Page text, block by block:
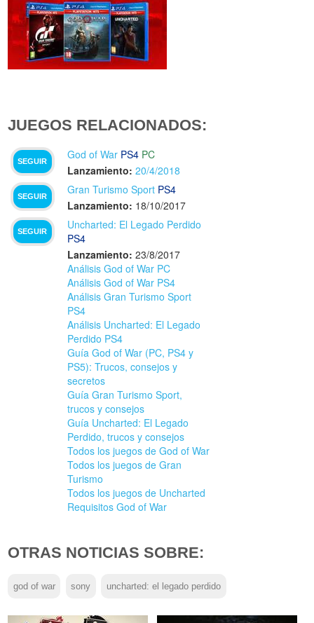
JUEGOS RELACIONADOS:
SEGUIR
God of War PS4 PC
Lanzamiento: 20/4/2018
SEGUIR
Gran Turismo Sport PS4
Lanzamiento: 18/10/2017
SEGUIR
Uncharted: El Legado Perdido
PS4
Lanzamiento: 23/8/2017
Análisis God of War PC
Análisis God of War PS4
Análisis Gran Turismo Sport
PS4
Análisis Uncharted: El Legado
Perdido PS4
Guía God of War (PC, PS4 y
PS5): Trucos, consejos y
secretos
Guía Gran Turismo Sport,
trucos y consejos
Guía Uncharted: El Legado
Perdido, trucos y consejos
Todos los juegos de God of War
Todos los juegos de Gran
Turismo
Todos los juegos de Uncharted
Requisitos God of War
OTRAS NOTICIAS SOBRE:
god of war sony uncharted: el legado perdido